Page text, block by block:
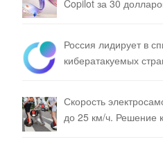
Copilot за 30
Россия лидирует в
кибератакуемых
Скорость
до 25 км/ч. Решение